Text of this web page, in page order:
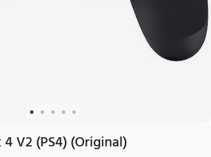
V2 (PS4) (Original)